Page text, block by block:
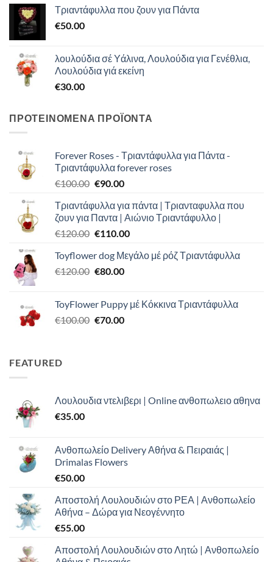
Τριαντάφυλλα που ζουν για Πάντα
€50.00
λουλούδια σέ Υάλινα, Λουλούδια για Γενέθλια,
Λουλούδια γιά εκείνη
€30.00
ΠΡΟΤΕΙΝΟΜΕΝΑ ΠΡΟΪΟΝΤΑ
Forever Roses - Τριαντάφυλλα για Πάντα -
Τριαντάφυλλα forever roses
€100.00 Original
was:
€100.00.
€90.00Η
τιμή
είναι:
€90.00.
Τριαντάφυλλα για πάντα | Τριανταφυλλα που
ζουν για Παντα | Αιώνιο Τριαντάφυλλο |
€120.00 Original
was:
€120.00.
€110.00Η
τιμή
Toyflower dog Μεγάλο μέ ρόζ Τριαντάφυλλα
€120.00 Original
€120.00.
€80.00Η
είναι:
€80.00.
ToyFlower Puppy μέ Κόκκινα Τριαντάφυλλα
€100.00 Original
€70.00Η
FEATURED
Λουλουδια ντελιβερι | Online ανθοπωλειο αθηνα
€35.00
Ανθοπωλείο Delivery Αθήνα & Πειραιάς |
Drimalas Flowers
€50.00
Αποστολή Λουλουδιών στο ΡΕΑ | Ανθοπωλείο
Αθήνα – Δώρα για Νεογέννητο
€55.00
Αποστολή Λουλουδιών στο Λητώ | Ανθοπωλείο